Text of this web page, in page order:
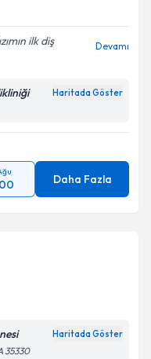
ilk diş
Devamı
Haritada Göster
Daha Fazla
Haritada Göster
35330